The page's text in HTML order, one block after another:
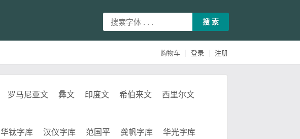
搜 索
购物车 登录 注册
罗马尼亚文 彝文 印度文 希伯来文 西里尔文
华钛字库 汉仪字库 范国平 龚帆字库 华光字库